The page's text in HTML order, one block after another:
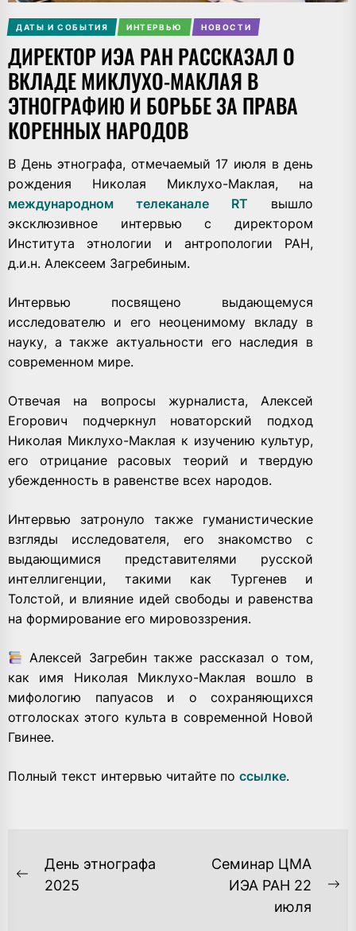
ДАТЫ И СОБЫТИЯ ИНТЕРВЬЮ НОВОСТИ
ДИРЕКТОР ИЭА РАН РАССКАЗАЛ О
ВКЛАДЕ МИКЛУХО-МАКЛАЯ В
ЭТНОГРАФИЮ И БОРЬБЕ ЗА ПРАВА
КОРЕННЫХ НАРОДОВ
В День этнографа, отмечаемый 17 июля в день
рождения Николая Миклухо-Маклая, на
международном телеканале RT вышло
эксклюзивное интервью с директором
Института этнологии и антропологии РАН,
д.и.н. Алексеем Загребиным.
Интервью посвящено выдающемуся
исследователю и его неоценимому вкладу в
науку, а также актуальности его наследия в
современном мире.
Отвечая на вопросы журналиста, Алексей
Егорович подчеркнул новаторский подход
Николая Миклухо-Маклая к изучению культур,
его отрицание расовых теорий и твердую
убежденность в равенстве всех народов.
Интервью затронуло также гуманистические
взгляды исследователя, его знакомство с
выдающимися представителями русской
интеллигенции, такими как Тургенев и
Толстой, и влияние идей свободы и равенства
на формирование его мировоззрения.
Алексей Загребин также рассказал о том,
как имя Николая Миклухо-Маклая вошло в
мифологию папуасов и о сохраняющихся
отголосках этого культа в современной Новой
Гвинее.
Полный текст интервью читайте по ссылке.
НАВИГАЦИЯ
Previous
День этнографа
2025
Семинар ЦМА
ИЭА РАН 22
июля